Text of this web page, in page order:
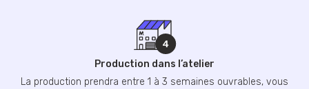
Production dans l’atelier
La production prendra entre 1 à 3 semaines ouvrables, vous